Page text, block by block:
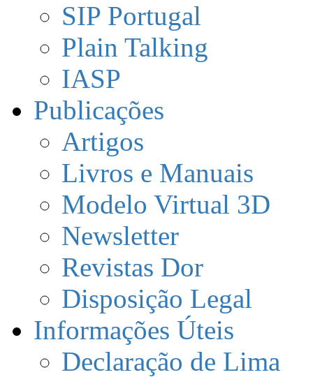
SIP Portugal
Plain Talking
IASP
Publicações
Artigos
Livros e Manuais
Modelo Virtual 3D
Newsletter
Revistas Dor
Disposição Legal
Informações Úteis
Declaração de Lima